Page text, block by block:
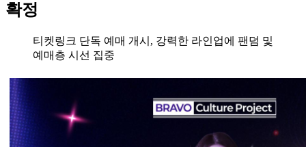
확정
티켓링크 단독 예매 개시, 강력한 라인업에 팬덤 및
예매층 시선 집중